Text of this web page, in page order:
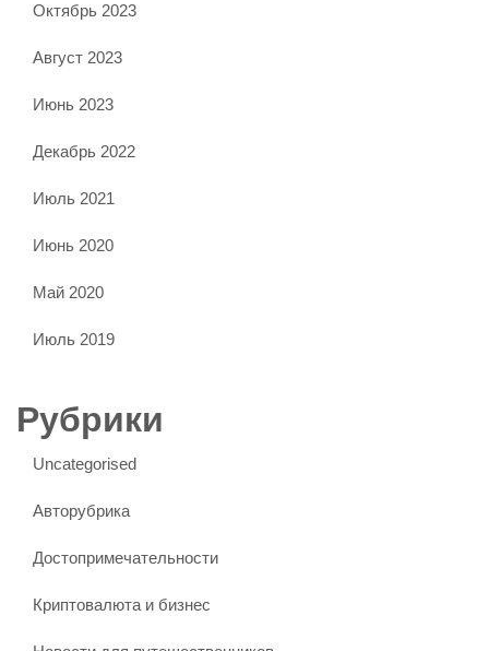
Октябрь 2023
Август 2023
Июнь 2023
Декабрь 2022
Июль 2021
Июнь 2020
Май 2020
Июль 2019
Рубрики
Uncategorised
Авторубрика
Достопримечательности
Криптовалюта и бизнес